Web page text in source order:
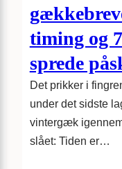
timing og
sprede
Det prikker i
under det sidste
vintergæk
slået: Tiden er…